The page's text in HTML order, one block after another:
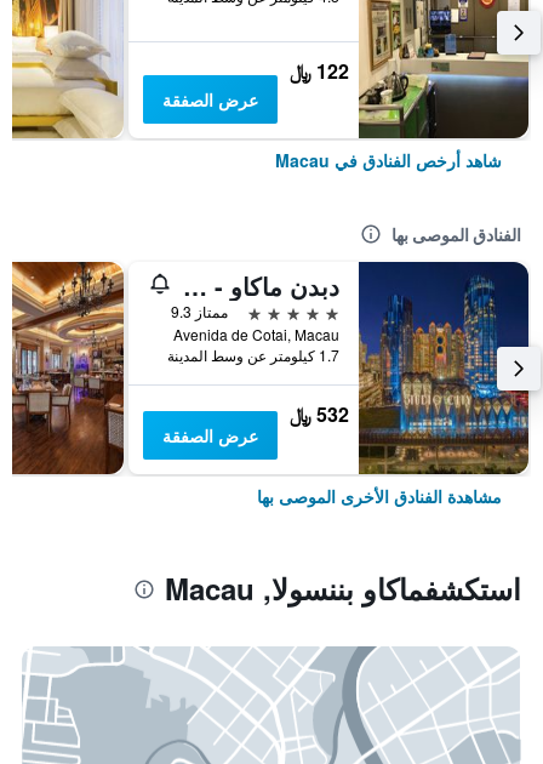
122 ﷼
عرض الصفقة
شاهد أرخص الفنادق في Macau
الفنادق الموصى بها
دبدن ماكاو - ستوديو سيتي
5 نجوم
ممتاز 9.3
Avenida de Cotai, Macau
1.7 كيلومتر عن وسط المدينة
532 ﷼
عرض الصفقة
مشاهدة الفنادق الأخرى الموصى بها
استكشفماكاو بننسولا, Macau